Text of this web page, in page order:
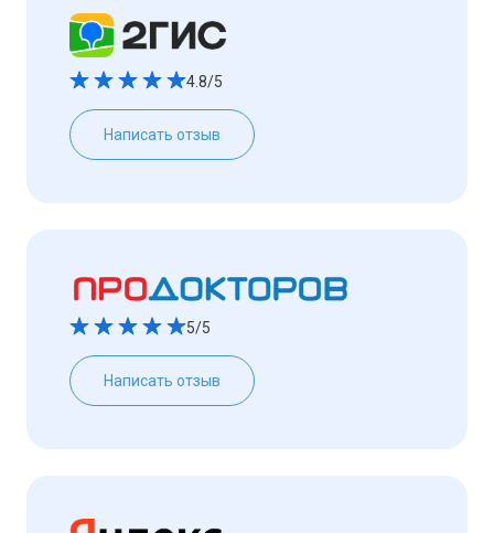
4.8/5
Написать отзыв
5/5
Написать отзыв